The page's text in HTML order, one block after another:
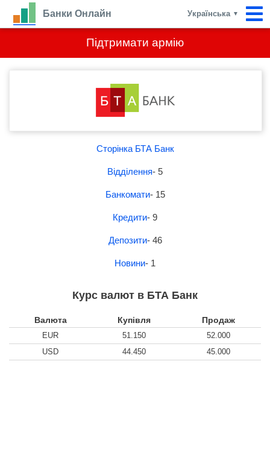
Підтримати армію
Банки Онлайн Українська ▼
Сторінка БТА Банк
Відділення- 5
Банкомати- 15
Кредити- 9
Депозити- 46
Новини- 1
Курс валют в БТА Банк
Валюта Купівля Продаж
EUR 51.150
52.000
USD
44.450 45.000